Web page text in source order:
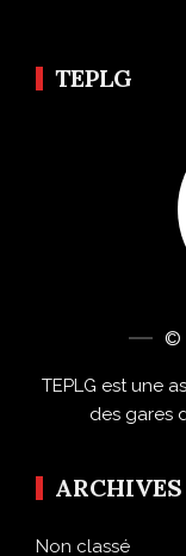
TEPLG
©
TEPLG est une
des gares
ARCHIVES
Non classé